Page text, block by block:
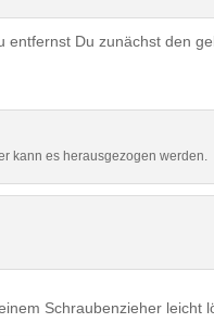
entfernst Du zunächst den
kann es herausgezogen werden.
Schraubenzieher leicht